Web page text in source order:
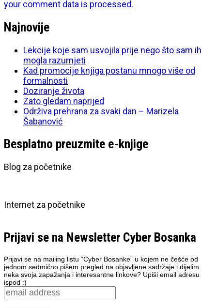
your comment data is processed.
Najnovije
Lekcije koje sam usvojila prije nego što sam ih
mogla razumjeti
Kad promocije knjiga postanu mnogo više od
formalnosti
Doziranje života
Zato gledam naprijed
Održiva prehrana za svaki dan – Marizela
Šabanović
Besplatno preuzmite e-knjige
Blog za početnike
Internet za početnike
Prijavi se na Newsletter Cyber Bosanka
Prijavi se na mailing listu “Cyber Bosanke” u kojem ne češće od
jednom sedmično pišem pregled na objavljene sadržaje i dijelim
neka svoja zapažanja i interesantne linkove? Upiši email adresu
ispod :)